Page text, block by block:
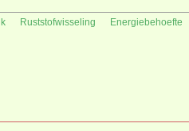
Ruststofwisseling Energiebehoefte